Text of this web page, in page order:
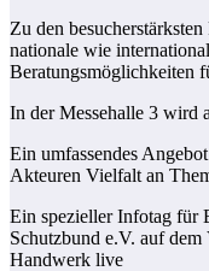
Zu den
nationale wie
Beratungsmöglichkeiten
In der Messehalle 3 wird
Ein umfassendes
Akteuren Vielfalt an
Ein spezieller Infotag für
Schutzbund e.V. auf dem
Handwerk live